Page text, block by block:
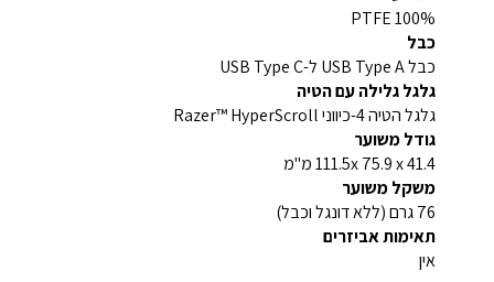
100% PTFE
כבל
כבל USB Type A ל-USB Type C
גלגל גלילה עם הטיה
גלגל הטיה 4-כיווני Razer™ HyperScroll
גודל משוער
111.5x 75.9 x 41.4 מ"מ
משקל משוער
76 גרם (ללא דונגל וכבל)
תאימות אביזרים
אין